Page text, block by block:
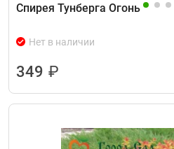
Спирея Тунберга Огонь
Нет в наличии
349 ₽